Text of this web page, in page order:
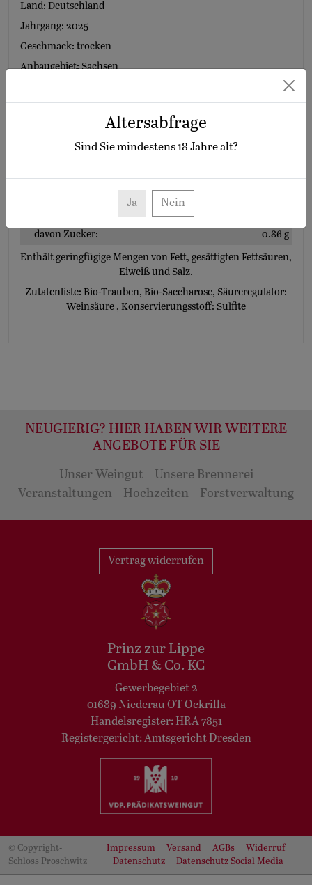
Altersabfrage
Sind Sie mindestens18 Jahre alt?
Ja Nein
Land: Deutschland
Jahrgang: 2025
Geschmack: trocken
Anbaugebiet: Sachsen
Erzeugerabfüllung : Weingut Schloss Proschwitz - Prinz zur
Lippe -, Heiliger Grund 2, DE-01662, Meissen OT Proschwitz
davon Zucker:
0.86 g
Enthält geringfügige Mengen von Fett, gesättigten Fettsäuren,
Eiweiß und Salz.
Zutatenliste: Bio-Trauben, Bio-Saccharose, Säureregulator:
Weinsäure , Konservierungsstoff: Sulfite
NEUGIERIG? HIER HABEN WIR WEITERE
ANGEBOTE FÜR SIE
Unser Weingut
Unsere Brennerei
Veranstaltungen
Hochzeiten Forstverwaltung
Vertrag widerrufen
Prinz zur Lippe
GmbH & Co. KG
Gewerbegebiet 2
01689 Niederau OT Ockrilla
Handelsregister: HRA 7851
Registergericht: Amtsgericht Dresden
© Copyright-
Schloss Proschwitz
Impressum Versand AGBs
Widerruf
Datenschutz
Datenschutz Social Media